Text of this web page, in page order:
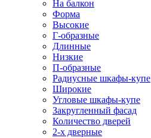
На балкон
Форма
Высокие
Г-образные
Длинные
Низкие
П-образные
Радиусные шкафы-купе
Широкие
Угловые шкафы-купе
Закругленный фасад
Количество дверей
2-х дверные